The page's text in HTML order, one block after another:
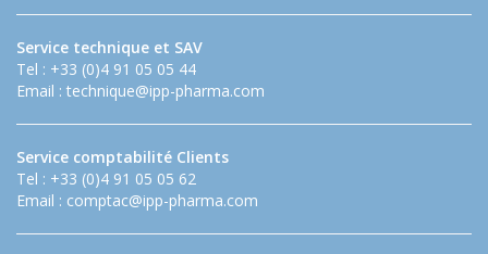
Service technique et SAV
Tel : +33 (0)4 91 05 05 44
Email : technique@ipp-pharma.com
Service comptabilité Clients
Tel : +33 (0)4 91 05 05 62
Email : comptac@ipp-pharma.com